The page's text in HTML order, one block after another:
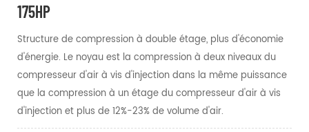
175HP
Structure de compression à double étage, plus d'économie
d'énergie. Le noyau est la compression à deux niveaux du
compresseur d'air à vis d'injection dans la même puissance
que la compression à un étage du compresseur d'air à vis
d'injection et plus de 12%-23% de volume d'air.